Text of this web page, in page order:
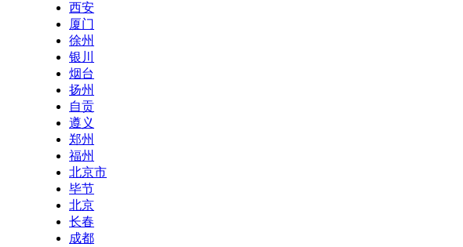
西安
厦门
徐州
银川
烟台
扬州
自贡
遵义
郑州
福州
北京市
毕节
北京
长春
成都